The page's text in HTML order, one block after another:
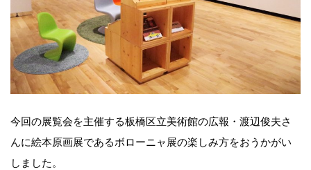
今回の展覧会を主催する板橋区立美術館の広報・渡辺俊夫さ
んに絵本原画展であるボローニャ展の楽しみ方をおうかがい
しました。